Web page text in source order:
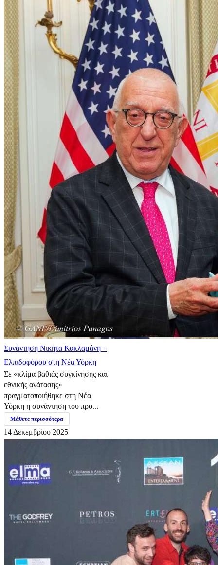
Συνάντηση Νικήτα Κακλαμάνη –
Ελπιδοφόρου στη Νέα Υόρκη
Σε «κλίμα βαθιάς συγκίνησης και
εθνικής ανάτασης»
πραγματοποιήθηκε στη Νέα
Υόρκη η συνάντηση του προ...
Μάθετε περισσότερα
14 Δεκεμβρίου 2025